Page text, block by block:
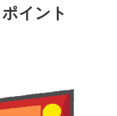
ポイント